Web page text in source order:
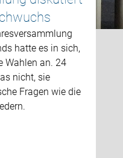
hatte es in sich,
Wahlen an. 24
nicht, sie
Fragen wie die